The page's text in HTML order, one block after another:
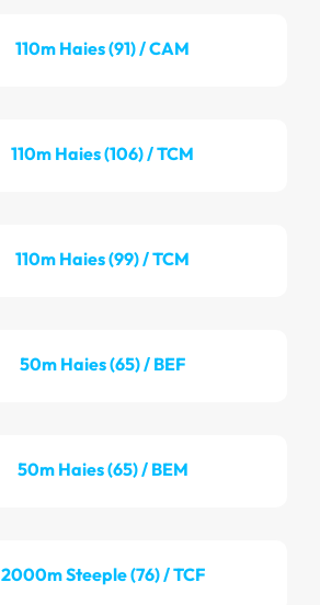
110m Haies (91) / CAM
110m Haies (106) / TCM
110m Haies (99) / TCM
50m Haies (65) / BEF
50m Haies (65) / BEM
2000m Steeple (76) / TCF